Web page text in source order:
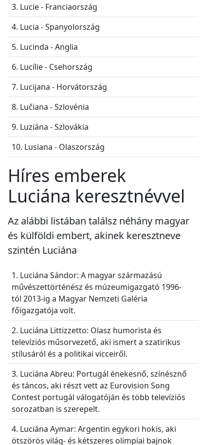
3. Lucie - Franciaország
4. Lucia - Spanyolország
5. Lucinda - Anglia
6. Lucílie - Csehország
7. Lucijana - Horvátország
8. Lučiana - Szlovénia
9. Luziána - Szlovákia
10. Lusiana - Olaszország
Híres emberek
Luciána keresztnévvel
Az alábbi listában találsz néhány magyar
és külföldi embert, akinek keresztneve
szintén Luciána
1. Luciána Sándor: A magyar származású
művészettörténész és múzeumigazgató 1996-
tól 2013-ig a Magyar Nemzeti Galéria
főigazgatója volt.
2. Luciána Littizzetto: Olasz humorista és
televíziós műsorvezető, aki ismert a szatirikus
stílusáról és a politikai vicceiről.
3. Luciána Abreu: Portugál énekesnő, színésznő
és táncos, aki részt vett az Eurovision Song
Contest portugál válogatóján és több televíziós
sorozatban is szerepelt.
4. Luciána Aymar: Argentin egykori hokis, aki
ötszörös világ- és kétszeres olimpiai bajnok